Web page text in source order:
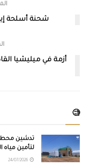
شحنة أسلحة
أزمة في ميليشيا
🧐
تدشين محطة
لتأمين مياه الشرب